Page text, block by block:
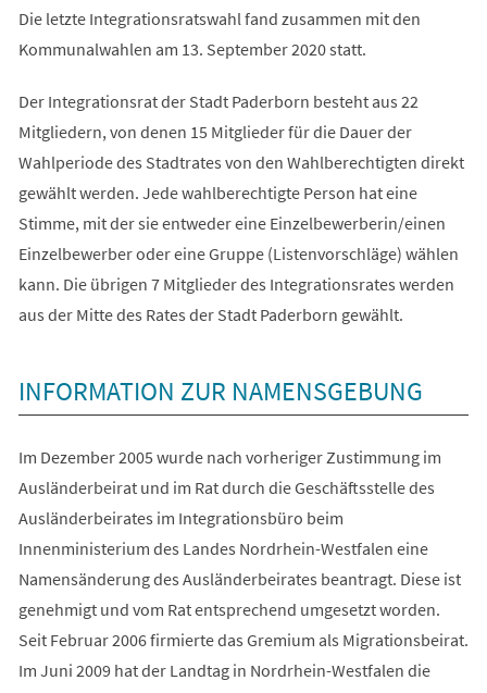
Die letzte Integrationsratswahl fand zusammen mit den
Kommunalwahlen am 13. September 2020 statt.
Der Integrationsrat der Stadt Paderborn besteht aus 22
Mitgliedern, von denen 15 Mitglieder für die Dauer der
Wahlperiode des Stadtrates von den Wahlberechtigten direkt
gewählt werden. Jede wahlberechtigte Person hat eine
Stimme, mit der sie entweder eine Einzelbewerberin/einen
Einzelbewerber oder eine Gruppe (Listenvorschläge) wählen
kann. Die übrigen 7 Mitglieder des Integrationsrates werden
aus der Mitte des Rates der Stadt Paderborn gewählt.
INFORMATION ZUR NAMENSGEBUNG
Im Dezember 2005 wurde nach vorheriger Zustimmung im
Ausländerbeirat und im Rat durch die Geschäftsstelle des
Ausländerbeirates im Integrationsbüro beim
Innenministerium des Landes Nordrhein-Westfalen eine
Namensänderung des Ausländerbeirates beantragt. Diese ist
genehmigt und vom Rat entsprechend umgesetzt worden.
Seit Februar 2006 firmierte das Gremium als Migrationsbeirat.
Im Juni 2009 hat der Landtag in Nordrhein-Westfalen die